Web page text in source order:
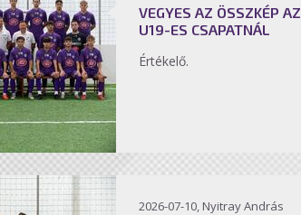
VEGYES AZ ÖSSZKÉP AZ
U19-ES CSAPATNÁL
Értékelő.
2026-07-10, Nyitray András